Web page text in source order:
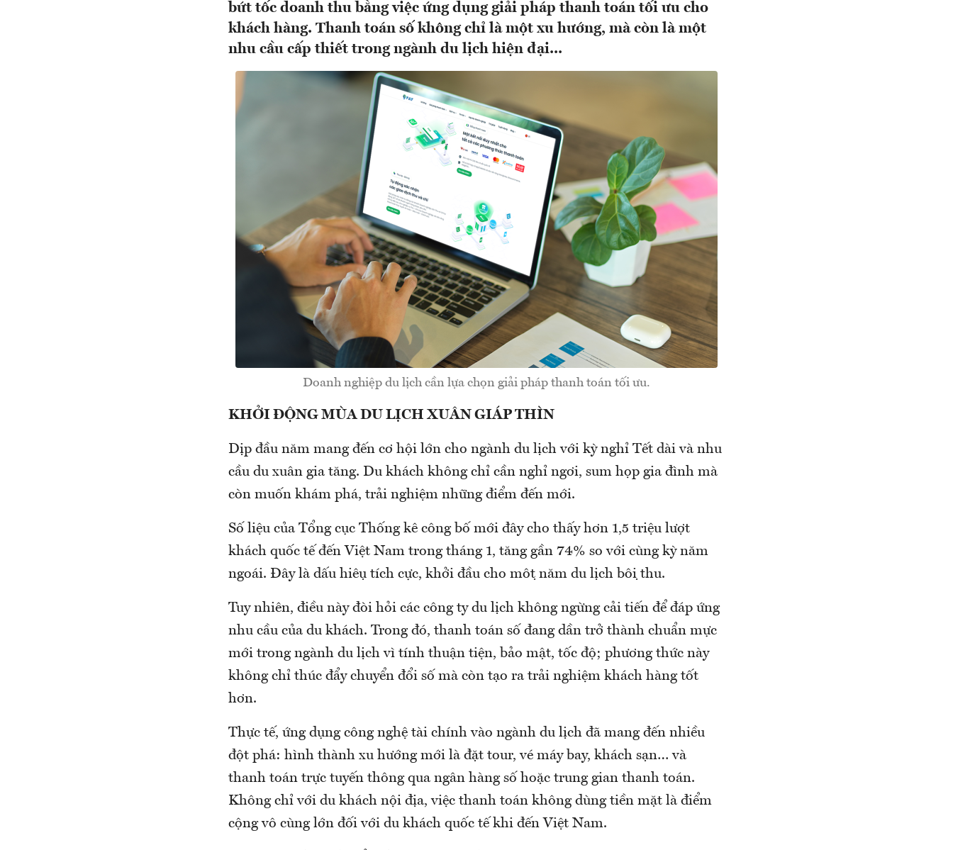
bứt tốc doanh thu bằng việc ứng dụng giải pháp thanh toán tối ưu cho
khách hàng. Thanh toán số không chỉ là một xu hướng, mà còn là một
nhu cầu cấp thiết trong ngành du lịch hiện đại...
Doanh nghiệp du lịch cần lựa chọn giải pháp thanh toán tối ưu.
KHỞI ĐỘNG MÙA DU LỊCH XUÂN GIÁP THÌN
Dịp đầu năm mang đến cơ hội lớn cho ngành du lịch với kỳ nghỉ Tết dài và nhu
cầu du xuân gia tăng. Du khách không chỉ cần nghỉ ngơi, sum họp gia đình mà
còn muốn khám phá, trải nghiệm những điểm đến mới.
Số liệu của Tổng cục Thống kê công bố mới đây cho thấy hơn 1,5 triệu lượt
khách quốc tế đến Việt Nam trong tháng 1, tăng gần 74% so với cùng kỳ năm
ngoái. Đây là dấu hiệu tích cực, khởi đầu cho một năm du lịch bội thu.
Tuy nhiên, điều này đòi hỏi các công ty du lịch không ngừng cải tiến để đáp ứng
nhu cầu của du khách. Trong đó, thanh toán số đang dần trở thành chuẩn mực
mới trong ngành du lịch vì tính thuận tiện, bảo mật, tốc độ; phương thức này
không chỉ thúc đẩy chuyển đổi số mà còn tạo ra trải nghiệm khách hàng tốt
hơn.
Thực tế, ứng dụng công nghệ tài chính vào ngành du lịch đã mang đến nhiều
đột phá: hình thành xu hướng mới là đặt tour, vé máy bay, khách sạn… và
thanh toán trực tuyến thông qua ngân hàng số hoặc trung gian thanh toán.
Không chỉ với du khách nội địa, việc thanh toán không dùng tiền mặt là điểm
cộng vô cùng lớn đối với du khách quốc tế khi đến Việt Nam.